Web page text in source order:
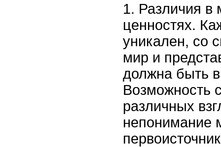
1. Различия в
ценностях.
уникален, со
мир и
должна быть
Возможность
различных
непонимание